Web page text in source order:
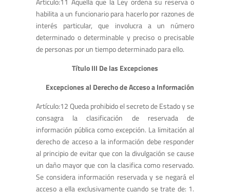
habilita a un funcionario para hacerlo por razones de
interés particular, que involucra a un número
determinado o determinable y preciso o precisable
de personas por un tiempo determinado para ello.
Título III De las Excepciones
Excepciones al Derecho de Acceso a Información
Artículo:12 Queda prohibido el secreto de Estado y se
consagra la clasificación de reservada de
información pública como excepción. La limitación al
derecho de acceso a la información debe responder
al principio de evitar que con la divulgación se cause
un daño mayor que con la clasifica como reservado.
Se considera información reservada y se negará el
acceso a ella exclusivamente cuando se trate de: 1.